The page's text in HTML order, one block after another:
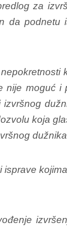
za
da podnetu
moguć
koja